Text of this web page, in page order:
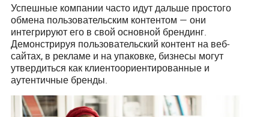
Успешные компании часто идут дальше простого
обмена пользовательским контентом — они
интегрируют его в свой основной брендинг.
Демонстрируя пользовательский контент на веб-
сайтах, в рекламе и на упаковке, бизнесы могут
утвердиться как клиентоориентированные и
аутентичные бренды.